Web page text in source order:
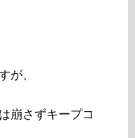
が、
崩さずキープコ